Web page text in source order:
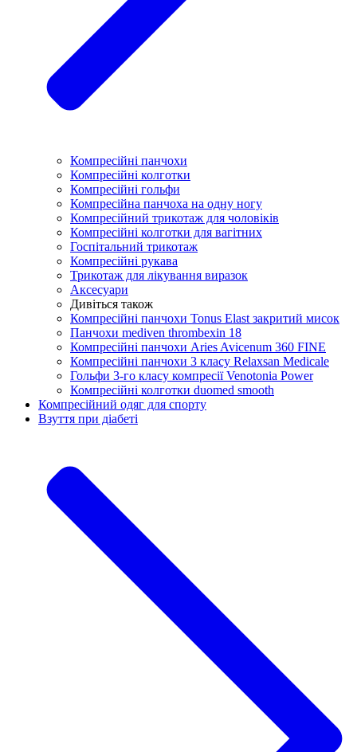
Компресійні панчохи
Компресійні колготки
Компресійні гольфи
Компресійна панчоха на одну ногу
Компресійний трикотаж для чоловіків
Компресійні колготки для вагітних
Госпітальний трикотаж
Компресійні рукава
Трикотаж для лікування виразок
Аксесуари
Дивіться також
Компресійні панчохи Tonus Elast закритий мисок
Панчохи mediven thrombexin 18
Компресійні панчохи Aries Avicenum 360 FINE
Компресійні панчохи 3 класу Relaxsan Medicale
Гольфи 3-го класу компресії Venotonia Power
Компресійні колготки duomed smooth
Компресійний одяг для спорту
Взуття при діабеті